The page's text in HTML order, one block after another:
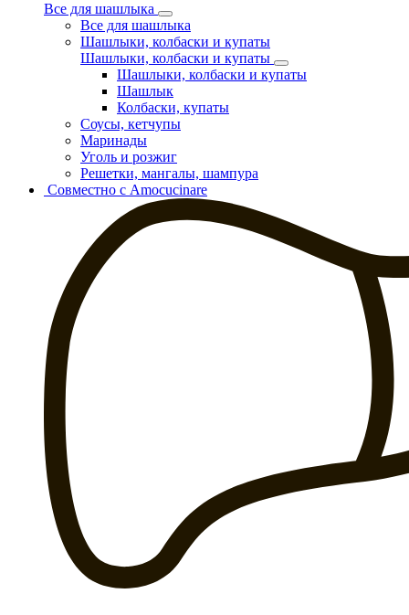
Все для шашлыка
Все для шашлыка
Шашлыки, колбаски и купаты
Шашлыки, колбаски и купаты
Шашлыки, колбаски и купаты
Шашлык
Колбаски, купаты
Соусы, кетчупы
Маринады
Уголь и розжиг
Решетки, мангалы, шампура
Совместно с Amocucinare